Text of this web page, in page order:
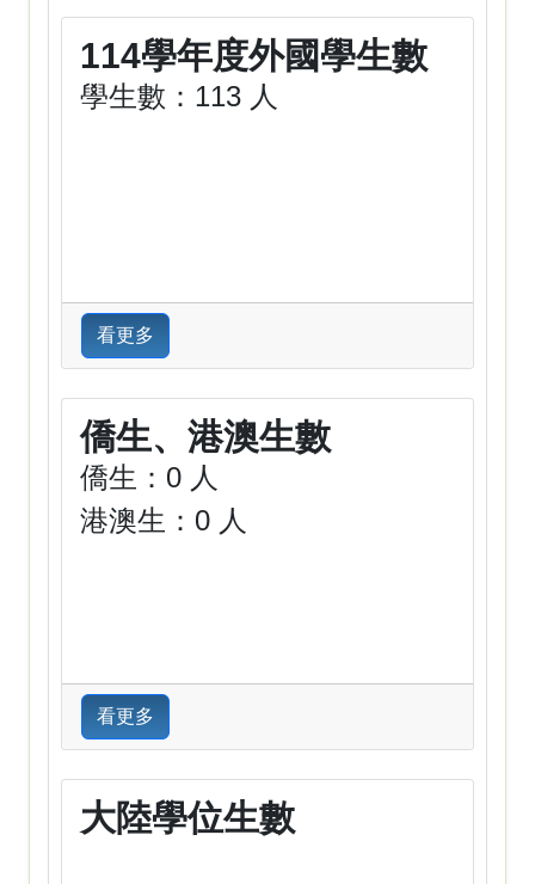
114學年度外國學生數
學生數：113 人
看更多
僑生、港澳生數
僑生：0 人
港澳生：0 人
看更多
大陸學位生數